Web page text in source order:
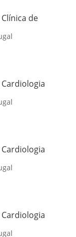
de